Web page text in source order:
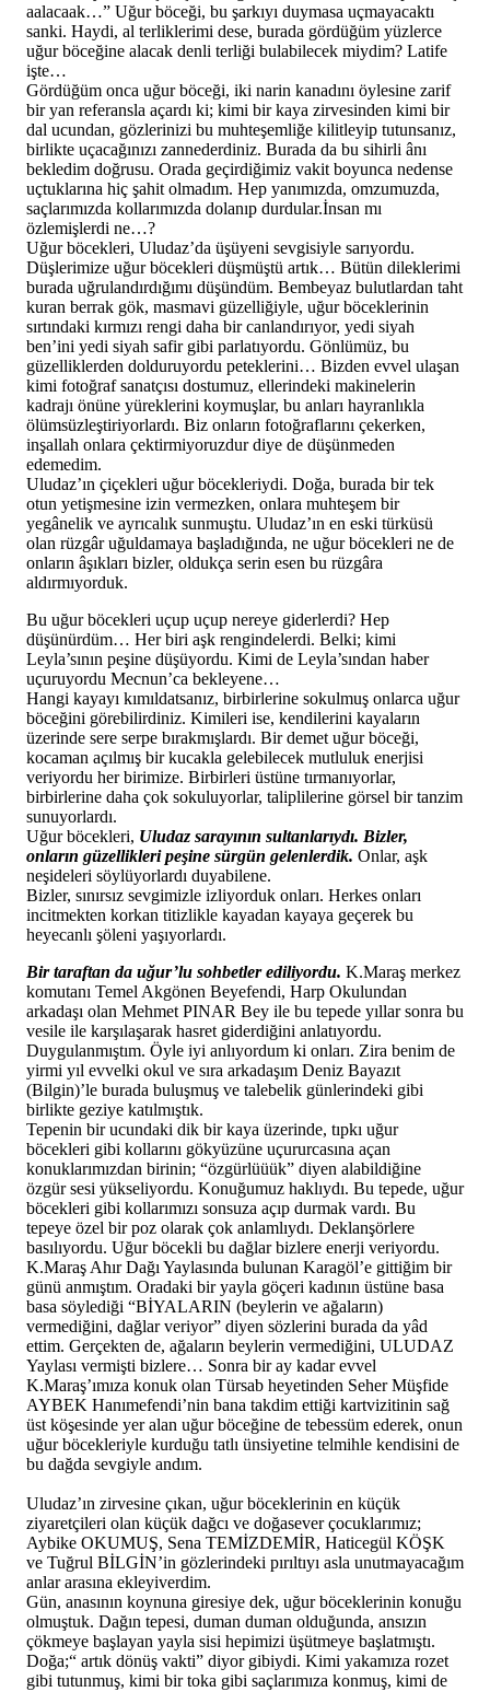
aalacaak…” Uğur böceği, bu şarkıyı duymasa uçmayacaktı
sanki. Haydi, al terliklerimi dese, burada gördüğüm yüzlerce
uğur böceğine alacak denli terliği bulabilecek miydim? Latife
işte…
Gördüğüm onca uğur böceği, iki narin kanadını öylesine zarif
bir yan referansla açardı ki; kimi bir kaya zirvesinden kimi bir
dal ucundan, gözlerinizi bu muhteşemliğe kilitleyip tutunsanız,
birlikte uçacağınızı zannederdiniz. Burada da bu sihirli ânı
bekledim doğrusu. Orada geçirdiğimiz vakit boyunca nedense
uçtuklarına hiç şahit olmadım. Hep yanımızda, omzumuzda,
saçlarımızda kollarımızda dolanıp durdular.İnsan mı
özlemişlerdi ne…?
Uğur böcekleri, Uludaz’da üşüyeni sevgisiyle sarıyordu.
Düşlerimize uğur böcekleri düşmüştü artık… Bütün dileklerimi
burada uğrulandırdığımı düşündüm. Bembeyaz bulutlardan taht
kuran berrak gök, masmavi güzelliğiyle, uğur böceklerinin
sırtındaki kırmızı rengi daha bir canlandırıyor, yedi siyah
ben’ini yedi siyah safir gibi parlatıyordu. Gönlümüz, bu
güzelliklerden dolduruyordu peteklerini… Bizden evvel ulaşan
kimi fotoğraf sanatçısı dostumuz, ellerindeki makinelerin
kadrajı önüne yüreklerini koymuşlar, bu anları hayranlıkla
ölümsüzleştiriyorlardı. Biz onların fotoğraflarını çekerken,
inşallah onlara çektirmiyoruzdur diye de düşünmeden
edemedim.
Uludaz’ın çiçekleri uğur böcekleriydi. Doğa, burada bir tek
otun yetişmesine izin vermezken, onlara muhteşem bir
yegânelik ve ayrıcalık sunmuştu. Uludaz’ın en eski türküsü
olan rüzgâr uğuldamaya başladığında, ne uğur böcekleri ne de
onların âşıkları bizler, oldukça serin esen bu rüzgâra
aldırmıyorduk.
Bu uğur böcekleri uçup uçup nereye giderlerdi? Hep
düşünürdüm… Her biri aşk rengindelerdi. Belki; kimi
Leyla’sının peşine düşüyordu. Kimi de Leyla’sından haber
uçuruyordu Mecnun’ca bekleyene…
Hangi kayayı kımıldatsanız, birbirlerine sokulmuş onlarca uğur
böceğini görebilirdiniz. Kimileri ise, kendilerini kayaların
üzerinde sere serpe bırakmışlardı. Bir demet uğur böceği,
kocaman açılmış bir kucakla gelebilecek mutluluk enerjisi
veriyordu her birimize. Birbirleri üstüne tırmanıyorlar,
birbirlerine daha çok sokuluyorlar, taliplilerine görsel bir tanzim
sunuyorlardı.
Uğur böcekleri, Uludaz sarayının sultanlarıydı. Bizler,
onların güzellikleri peşine sürgün gelenlerdik. Onlar, aşk
neşideleri söylüyorlardı duyabilene.
Bizler, sınırsız sevgimizle izliyorduk onları. Herkes onları
incitmekten korkan titizlikle kayadan kayaya geçerek bu
heyecanlı şöleni yaşıyorlardı.
Bir taraftan da uğur’lu sohbetler ediliyordu. K.Maraş merkez
komutanı Temel Akgönen Beyefendi, Harp Okulundan
arkadaşı olan Mehmet PINAR Bey ile bu tepede yıllar sonra bu
vesile ile karşılaşarak hasret giderdiğini anlatıyordu.
Duygulanmıştım. Öyle iyi anlıyordum ki onları. Zira benim de
yirmi yıl evvelki okul ve sıra arkadaşım Deniz Bayazıt
(Bilgin)’le burada buluşmuş ve talebelik günlerindeki gibi
birlikte geziye katılmıştık.
Tepenin bir ucundaki dik bir kaya üzerinde, tıpkı uğur
böcekleri gibi kollarını gökyüzüne uçururcasına açan
konuklarımızdan birinin; “özgürlüüük” diyen alabildiğine
özgür sesi yükseliyordu. Konuğumuz haklıydı. Bu tepede, uğur
böcekleri gibi kollarımızı sonsuza açıp durmak vardı. Bu
tepeye özel bir poz olarak çok anlamlıydı. Deklanşörlere
basılıyordu. Uğur böcekli bu dağlar bizlere enerji veriyordu.
K.Maraş Ahır Dağı Yaylasında bulunan Karagöl’e gittiğim bir
günü anmıştım. Oradaki bir yayla göçeri kadının üstüne basa
basa söylediği “BİYALARIN (beylerin ve ağaların)
vermediğini, dağlar veriyor” diyen sözlerini burada da yâd
ettim. Gerçekten de, ağaların beylerin vermediğini, ULUDAZ
Yaylası vermişti bizlere… Sonra bir ay kadar evvel
K.Maraş’ımıza konuk olan Türsab heyetinden Seher Müşfide
AYBEK Hanımefendi’nin bana takdim ettiği kartvizitinin sağ
üst köşesinde yer alan uğur böceğine de tebessüm ederek, onun
uğur böcekleriyle kurduğu tatlı ünsiyetine telmihle kendisini de
bu dağda sevgiyle andım.
Uludaz’ın zirvesine çıkan, uğur böceklerinin en küçük
ziyaretçileri olan küçük dağcı ve doğasever çocuklarımız;
Aybike OKUMUŞ, Sena TEMİZDEMİR, Haticegül KÖŞK
ve Tuğrul BİLGİN’in gözlerindeki pırıltıyı asla unutmayacağım
anlar arasına ekleyiverdim.
Gün, anasının koynuna giresiye dek, uğur böceklerinin konuğu
olmuştuk. Dağın tepesi, duman duman olduğunda, ansızın
çökmeye başlayan yayla sisi hepimizi üşütmeye başlatmıştı.
Doğa;“ artık dönüş vakti” diyor gibiydi. Kimi yakamıza rozet
gibi tutunmuş, kimi bir toka gibi saçlarımıza konmuş, kimi de